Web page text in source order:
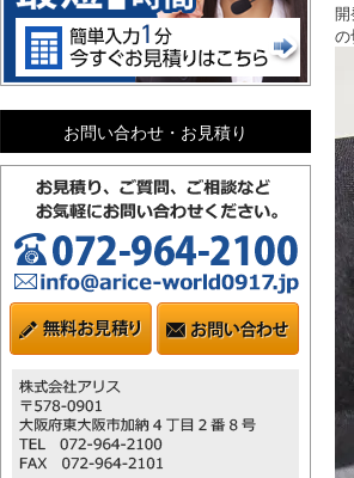
お問い合わせ・お見積り